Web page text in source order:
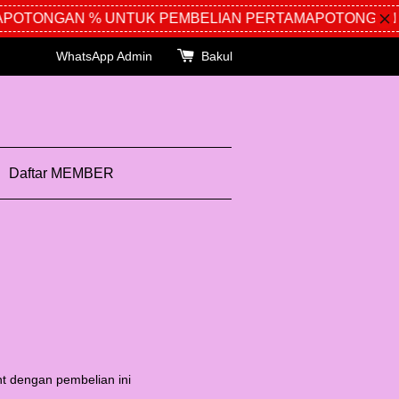
% UNTUK PEMBELIAN PERTAMAPOTONGAN
WhatsApp Admin Bakul
Daftar MEMBER
dengan pembelian ini